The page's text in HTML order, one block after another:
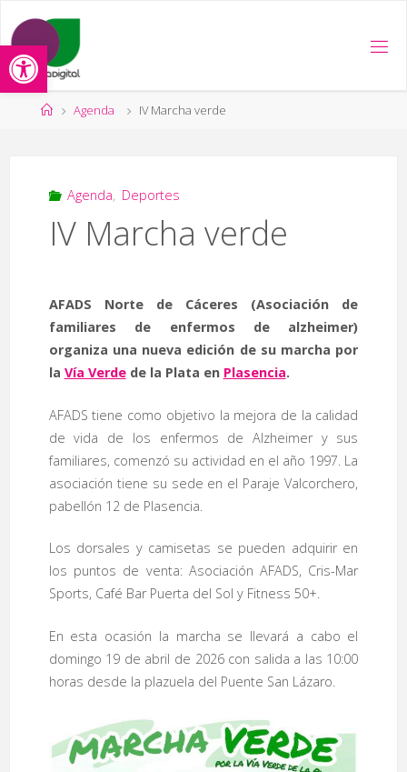
Abrir barra de herramientas
contenido
PáginaAgenda IV Marcha verde
Agenda, Deportes
IV Marcha verde
AFADS Norte de Cáceres (Asociación de
familiares de enfermos de alzheimer)
organiza una nueva edición de su marcha por
la Vía Verdede la Plata en Plasencia.
AFADS tiene como objetivo la mejora de la calidad
de vida de los enfermos de Alzheimer y sus
familiares, comenzó su actividad en el año 1997. La
asociación tiene su sede en el Paraje Valcorchero,
pabellón 12 de Plasencia.
Los dorsales y camisetas se pueden adquirir en
los puntos de venta: Asociación AFADS, Cris-Mar
Sports, Café Bar Puerta del Sol y Fitness 50+.
En esta ocasión la marcha se llevará a cabo el
domingo 19 de abril de 2026 con salida a las 10:00
horas desde la plazuela del Puente San Lázaro.